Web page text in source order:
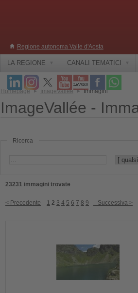
Regione autonoma Valle d'Aosta
LA REGIONE CANALI TEMATICI
Homepage ImageVallée Immagini
ImageVallée -
Ricerca
23231 immagini trovate
< Precedente 1 2 3 4 5 6 7 8 9 Successiva >